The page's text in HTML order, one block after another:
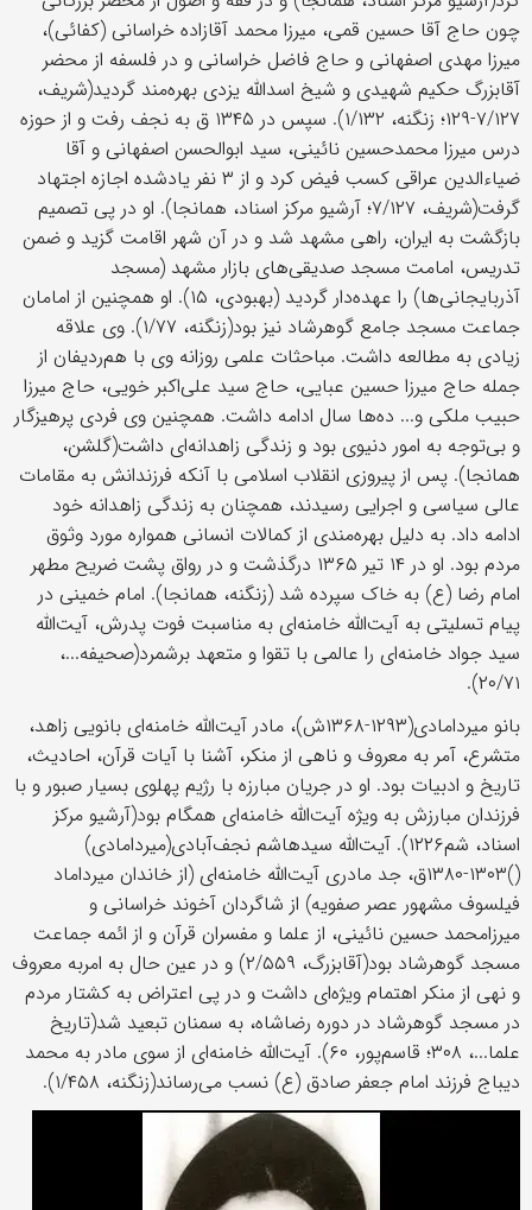
چون حاج آقا حسین قمی، میرزا محمد آقازاده خراسانی (کفائی)،
میرزا مهدی اصفهانی و حاج فاضل خراسانی و در فلسفه از محضر
آقابزرگ حکیم شهیدی و شیخ اسدالله یزدی بهره‌مند گردید(شریف،
۷/۱۲۷-۱۲۹؛ زنگنه، ۱/۱۳۲). سپس در ۱۳۴۵ ق به نجف رفت و از حوزه
درس میرزا محمدحسین نائینی، سید ابوالحسن اصفهانی و آقا
ضیاء‌الدین عراقی کسب فیض کرد و از ۳ نفر یادشده اجازه اجتهاد
گرفت(شریف، ۷/۱۲۷؛ آرشیو مرکز اسناد، همانجا). او در پی تصمیم
بازگشت به ایران، راهی مشهد شد و در آن شهر اقامت گزید و ضمن
تدریس، امامت مسجد صدیقی‌های بازار مشهد (مسجد
آذربایجانی‌ها) را عهده‌دار گردید (بهبودی، ۱۵). او همچنین از امامان
جماعت مسجد جامع گوهرشاد نیز بود(زنگنه، ۱/۷۷). وی علاقه
زیادی به مطالعه داشت. مباحثات علمی روزانه وی با هم‌ردیفان از
جمله حاج میرزا حسین عبایی، حاج سید علی‌اکبر خویی، حاج میرزا
حبیب ملکی و... ده‌ها سال ادامه داشت. همچنین وی فردی پرهیزگار
و بی‌توجه به امور دنیوی بود و زندگی زاهدانه‌ای داشت(گلشن،
همانجا). پس از پیروزی انقلاب اسلامی با آنکه فرزندانش به مقامات
عالی سیاسی و اجرایی رسیدند، همچنان به زندگی زاهدانه خود
ادامه داد. به دلیل بهره‌مندی از کمالات انسانی همواره مورد وثوق
مردم بود. او در ۱۴ تیر ۱۳۶۵ درگذشت و در رواق پشت ضریح مطهر
امام رضا (ع) به خاک سپرده شد (زنگنه، همانجا). امام خمینی در
پیام تسلیتی به آیت‌الله خامنه‌ای به مناسبت فوت پدرش، آیت‌الله
سید جواد خامنه‌ای را عالمی با تقوا و متعهد برشمرد(صحیفه...،
۲۰/۷۱).
بانو میردامادی(۱۲۹۳-۱۳۶۸ش)، مادر آیت‌الله خامنه‌ای بانویی زاهد،
متشرع، آمر به معروف و ناهی از منکر، آشنا با آیات قرآن، احادیث،
تاریخ و ادبیات بود. او در جریان مبارزه با رژیم پهلوی بسیار صبور و با
فرزندان مبارزش به ویژه آیت‌الله خامنه‌ای همگام بود(آرشیو مرکز
اسناد، شم۱۲۲۶). آیت‌الله سیدهاشم نجف‌آبادی(میردامادی)
()۱۳۰۳-۱۳۸۰ق، جد مادری آیت‌الله خامنه‌ای (از خاندان میرداماد
فیلسوف مشهور عصر صفویه) از شاگردان آخوند خراسانی و
میرزامحمد حسین نائینی، از علما و مفسران قرآن و از ائمه جماعت
مسجد گوهرشاد بود(آقابزرگ، ۲/۵۵۹) و در عین حال به امربه معروف
و نهی از منکر اهتمام ویژه‌ای داشت و در پی اعتراض به کشتار مردم
در مسجد گوهرشاد در دوره رضاشاه، به سمنان تبعید شد(تاریخ
علما...، ۳۰۸؛ قاسم‌پور، ۶۰). آیت‌الله خامنه‌ای از سوی مادر به محمد
دیباج فرزند امام جعفر صادق (ع) نسب می‌رساند(زنگنه، ۱/۴۵۸).